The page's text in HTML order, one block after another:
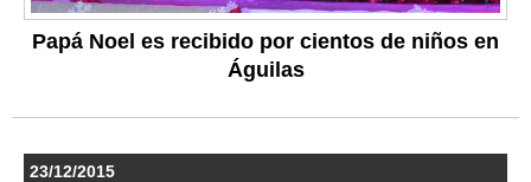
Papá Noel es recibido por cientos de niños en
Águilas
23/12/2015